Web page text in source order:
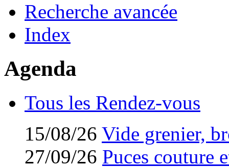
Recherche avancée
Index
Agenda
Tous les Rendez-vous
15/08/26 Vide grenier,
27/09/26 Puces couture